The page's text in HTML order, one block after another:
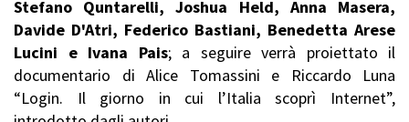
Stefano Quntarelli, Joshua Held, Anna Masera,
Davide D'Atri, Federico Bastiani, Benedetta Arese
Lucini e Ivana Pais; a seguire verrà proiettato il
documentario di Alice Tomassini e Riccardo Luna
“Login. Il giorno in cui l’Italia scoprì Internet”,